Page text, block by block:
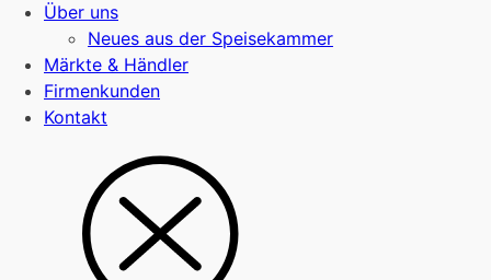
Über uns
Neues aus der Speisekammer
Märkte & Händler
Firmenkunden
Kontakt